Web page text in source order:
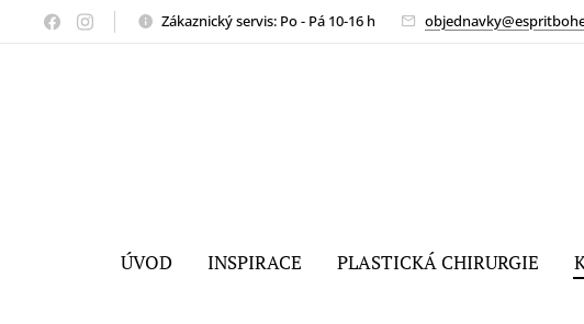
Zákaznický servis: Po - Pá 10-16 h
ÚVOD INSPIRACE PLASTICKÁ CHIRURGIE